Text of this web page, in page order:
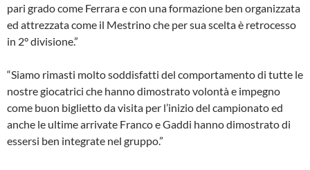
pari grado come Ferrara e con una formazione ben organizzata
ed attrezzata come il Mestrino che per sua scelta è retrocesso
in 2° divisione.”
“Siamo rimasti molto soddisfatti del comportamento di tutte le
nostre giocatrici che hanno dimostrato volontà e impegno
come buon biglietto da visita per l’inizio del campionato ed
anche le ultime arrivate Franco e Gaddi hanno dimostrato di
essersi ben integrate nel gruppo.”